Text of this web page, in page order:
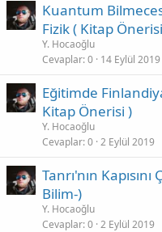
Kuantum
Fizik ( Kitap
Y. Hocaoğlu
Cevaplar 0 14 Eylül 2019
Eğitimde
Kitap Önerisi )
Y. Hocaoğlu
Cevaplar 0 2 Eylül 2019
Tanrı'nın
Bilim-)
Y. Hocaoğlu
Cevaplar 0 2 Eylül 2019